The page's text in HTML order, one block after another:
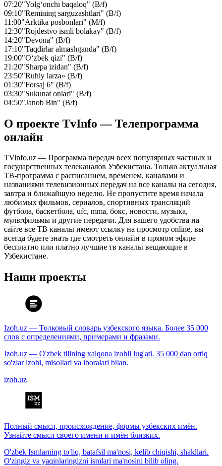
07:20"Yolg‘onchi baqaloq" (B/f)
09:10"Remining sarguzashtlari" (B/f)
11:00"Arktika posbonlari" (M/f)
12:30"Rojdestvo ismli bolakay" (B/f)
14:20"Devona" (B/f)
17:10"Taqdirlar almashganda" (B/f)
19:00"O‘zbek qizi" (B/f)
21:20"Sharpa izidan" (B/f)
23:50"Ruhiy larza» (B/f)
01:30"Forsaj 6" (B/f)
03:30"Sukunat onlari" (B/f)
04:50"Janob Bin" (B/f)
О проекте TvInfo — Телепрограмма
онлайн
TVinfo.uz — Программа передач всех популярных частных и
государственных телеканалов Узбекистана. Только актуальная
ТВ-программа с расписанием, временем, каналами и
названиями телевизионных передач на все каналы на сегодня,
завтра и ближайшую неделю. Не пропустите время начала
любимых фильмов, сериалов, спортивных трансляций
футбола, баскетбола, ufc, mma, бокс, новости, музыка,
мультфильмы и другие передачи. Для вашего удобства на
сайте все ТВ каналы имеют ссылку на просмотр online, вы
всегда будете знать где смотреть онлайн в прямом эфире
бесплатно или платно лучшие тв каналы вещающие в
Узбекистане.
Наши проекты
Izoh.uz — Толковый словарь узбекского языка. Более 35 000
слов с определениями, примерами и фразами.
Izoh.uz — O'zbek tilining xalqona izohli lug'ati. 35 000 dan ortiq
so'zlar izohi, misollari va iboralari bilan.
izoh.uz
Полный смысл, происхождение, формы узбекских имён.
Узнайте смысл своего имени и имён близких.
O'zbek Ismlarning to'liq, batafsil ma'nosi, kelib chiqishi, shakllari.
O'zingiz va yaqinlaringizni ismlari ma'nosini bilib oling.